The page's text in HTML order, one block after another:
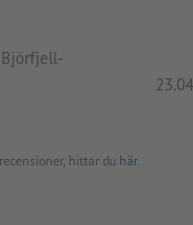
Björfjell-
hittar du här.